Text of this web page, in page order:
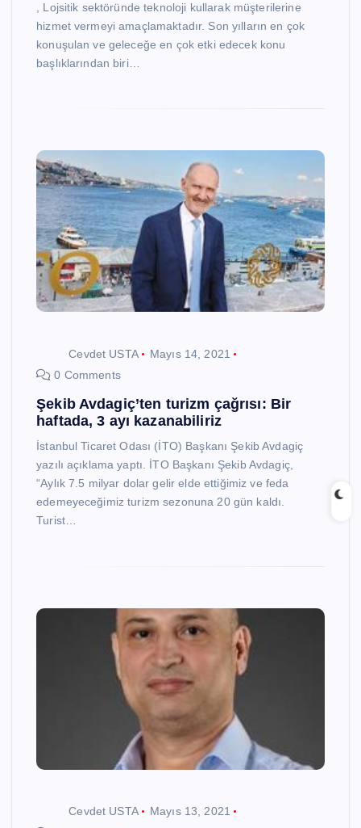
, Lojsitik sektöründe teknoloji kullarak müşterilerine
hizmet vermeyi amaçlamaktadır. Son yılların en çok
konuşulan ve geleceğe en çok etki edecek konu
başlıklarından biri…
Cevdet USTA
Mayıs 14, 2021
0 Comments
Şekib Avdagiç’ten turizm çağrısı: Bir
haftada, 3 ayı kazanabiliriz
İstanbul Ticaret Odası (İTO) Başkanı Şekib Avdagiç
yazılı açıklama yaptı. İTO Başkanı Şekib Avdagiç,
“Aylık 7.5 milyar dolar gelir elde ettiğimiz ve feda
edemeyeceğimiz turizm sezonuna 20 gün kaldı.
Turist…
Cevdet USTA
Mayıs 13, 2021